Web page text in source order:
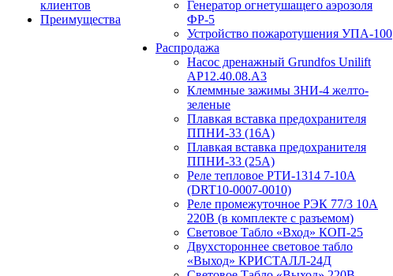
клиентов
Преимущества
Генератор огнетушащего аэрозоля
ФР-5
Устройство пожаротушения УПА-100
Распродажа
Насос дренажный Grundfos Unilift
АP12.40.08.A3
Клеммные зажимы ЗНИ-4 желто-
зеленые
Плавкая вставка предохранителя
ППНИ-33 (16А)
Плавкая вставка предохранителя
ППНИ-33 (25А)
Реле тепловое РТИ-1314 7-10А
(DRT10-0007-0010)
Реле промежуточное РЭК 77/3 10А
220В (в комплекте с разъемом)
Световое Табло «Вход» КОП-25
Двухстороннее световое табло
«Выход» КРИСТАЛЛ-24Д